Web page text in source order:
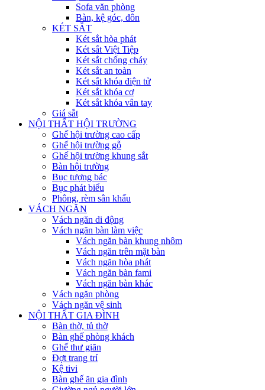
Sofa văn phòng
Bàn, kệ góc, đôn
KÉT SẮT
Két sắt hòa phát
Két sắt Việt Tiệp
Két sắt chống cháy
Két sắt an toàn
Két sắt khóa điện tử
Két sắt khóa cơ
Két sắt khóa vân tay
Giá sắt
NỘI THẤT HỘI TRƯỜNG
Ghế hội trường cao cấp
Ghế hội trường gỗ
Ghế hội trường khung sắt
Bàn hội trường
Bục tượng bác
Bục phát biểu
Phông, rèm sân khấu
VÁCH NGĂN
Vách ngăn di động
Vách ngăn bàn làm việc
Vách ngăn bàn khung nhôm
Vách ngăn trên mặt bàn
Vách ngăn hòa phát
Vách ngăn bàn fami
Vách ngăn bàn khác
Vách ngăn phòng
Vách ngăn vệ sinh
NỘI THẤT GIA ĐÌNH
Bàn thờ, tủ thờ
Bàn ghế phòng khách
Ghế thư giãn
Đợt trang trí
Kệ tivi
Bàn ghế ăn gia đình